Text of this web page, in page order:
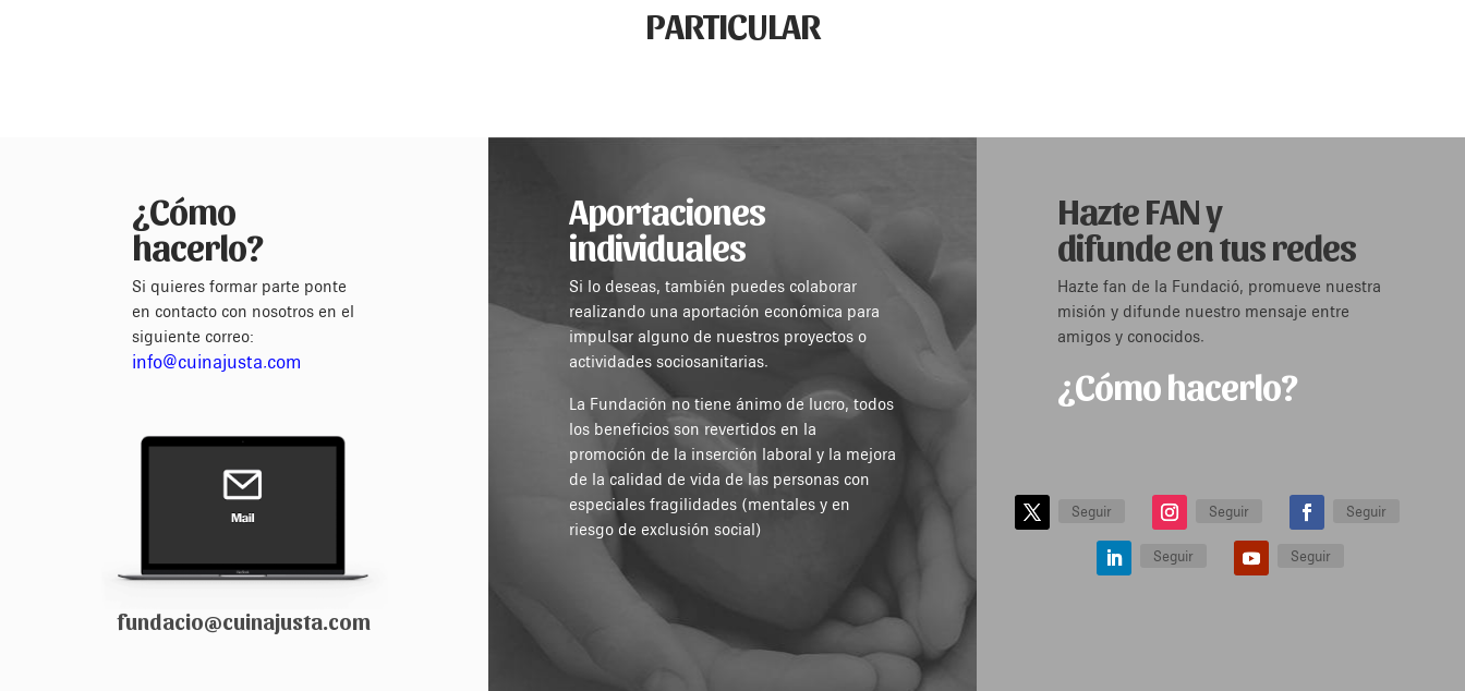
PARTICULAR
¿Cómo
hacerlo?
Si quieres formar parte ponte
en contacto con nosotros en el
siguiente correo:
info@cuinajusta.com
fundacio@cuinajusta.com
Aportaciones
individuales
Si lo deseas, también puedes colaborar
realizando una aportación económica para
impulsar alguno de nuestros proyectos o
actividades sociosanitarias.
La Fundación no tiene ánimo de lucro, todos
los beneficios son revertidos en la
promoción de la inserción laboral y la mejora
de la calidad de vida de las personas con
especiales fragilidades (mentales y en
riesgo de exclusión social)
Hazte FAN y
difunde en tus redes
Hazte fan de la Fundació, promueve nuestra
misión y difunde nuestro mensaje entre
amigos y conocidos.
¿Cómo hacerlo?
Seguir Seguir Seguir
Seguir Seguir